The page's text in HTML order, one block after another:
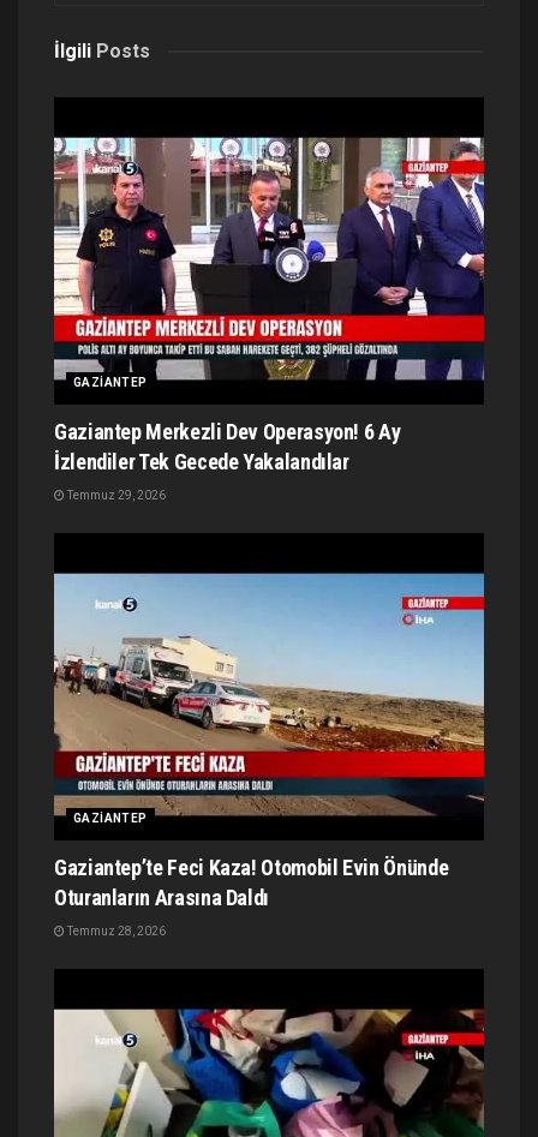
İlgili Posts
GAZIANTEP
Gaziantep Merkezli Dev Operasyon! 6 Ay
İzlendiler Tek Gecede Yakalandılar
Temmuz 29, 2026
GAZIANTEP
Gaziantep’te Feci Kaza! Otomobil Evin Önünde
Oturanların Arasına Daldı
Temmuz 28, 2026